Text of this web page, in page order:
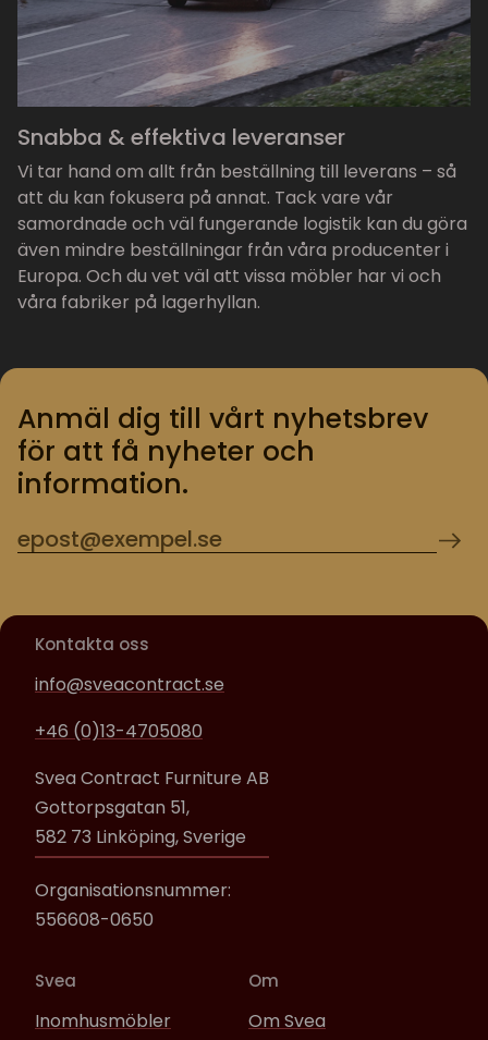
Snabba & effektiva leveranser
Vi tar hand om allt från beställning till leverans – så
att du kan fokusera på annat. Tack vare vår
samordnade och väl fungerande logistik kan du göra
även mindre beställningar från våra producenter i
Europa. Och du vet väl att vissa möbler har vi och
våra fabriker på lagerhyllan.
Anmäl dig till vårt nyhetsbrev
för att få nyheter och
information.
Kontakta oss
info@sveacontract.se
+46 (0)13-4705080
Svea Contract Furniture AB
Gottorpsgatan 51,
582 73 Linköping, Sverige
Organisationsnummer:
556608-0650
Svea
Inomhusmöbler
Om
Om Svea